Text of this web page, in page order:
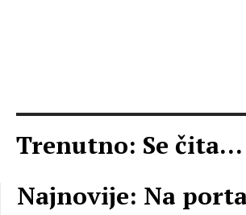
Trenutno: Se čita...
Najnovije: Na